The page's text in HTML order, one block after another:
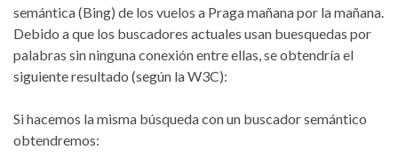
semántica (Bing) de los vuelos a Praga mañana por la mañana.
Debido a que los buscadores actuales usan buesquedas por
palabras sin ninguna conexión entre ellas, se obtendría el
siguiente resultado (según la W3C):
Si hacemos la misma búsqueda con un buscador semántico
obtendremos: